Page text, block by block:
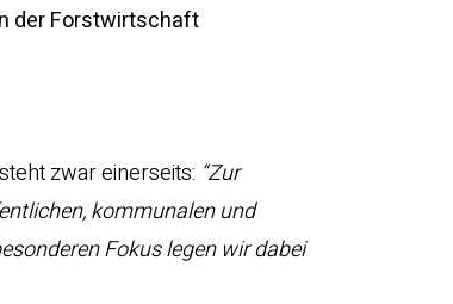
der Forstwirtschaft
zwar einerseits: “Zur
kommunalen und
Fokus legen wir dabei